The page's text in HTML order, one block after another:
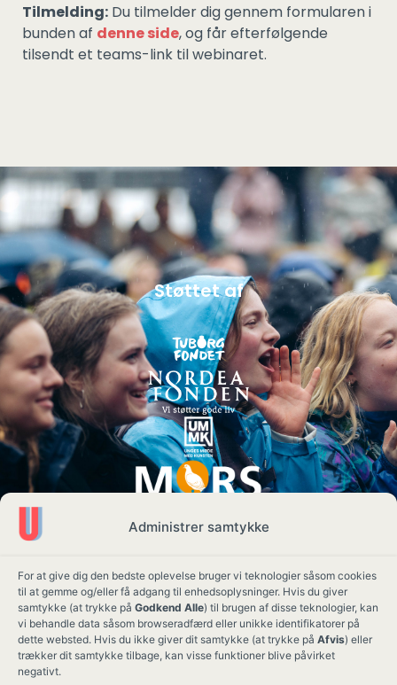
Administrer samtykke
For at give dig den bedste oplevelse bruger vi teknologier såsom cookies
til at gemme og/eller få adgang til enhedsoplysninger. Hvis du giver
samtykke (at trykke på Godkend Alle) til brugen af disse teknologier, kan
vi behandle data såsom browseradfærd eller unikke identifikatorer på
dette websted. Hvis du ikke giver dit samtykke (at trykke på Afvis) eller
trækker dit samtykke tilbage, kan visse funktioner blive påvirket
negativt.
Tilmelding: Du tilmelder dig gennem formularen i
bunden af denne side, og får efterfølgende
tilsendt et teams-link til webinaret.
Støttet af